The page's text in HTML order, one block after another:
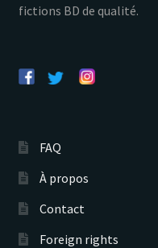
fictions BD de qualité.
FAQ
À propos
Contact
Foreign rights